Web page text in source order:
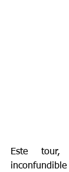
Este